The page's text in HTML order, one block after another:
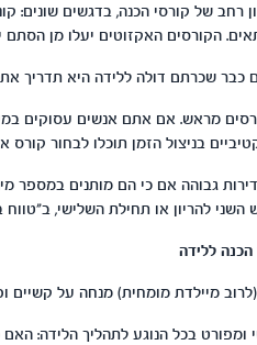
רחב של קורסי הכנה, בדגשים שונים:
הקורסים האקזוטים יעלו מן הסתם
כבר שכרתם דולה ללידה היא תדריך
מראש. אם אתם אנשים עסוקים
בניצול הזמן תוכלו לבחור קורס
גבוהה אם כי הם מותנים במספר
להריון או תחילת השלישי, ב"טווח
ללידה
ומפורט בכל הנוגע לתהליך הלידה: